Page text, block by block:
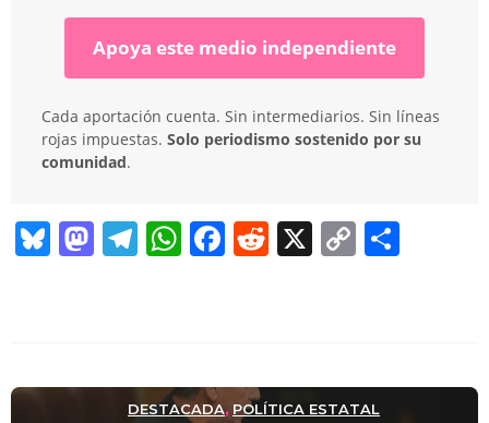
Apoya este medio independiente
Cada aportación cuenta. Sin intermediarios. Sin líneas
rojas impuestas. Solo periodismo sostenido por su
comunidad.
Bl
y
M
d
T
a
W
A
F
b
R
t
X
C
Li ar
DESTACADA, POLÍTICA ESTATAL